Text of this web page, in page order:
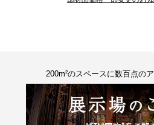
200m²のスペースに数百点の